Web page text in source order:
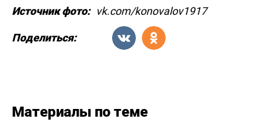
Источник фото: vk.com/konovalov1917
Поделиться:
Материалы по теме